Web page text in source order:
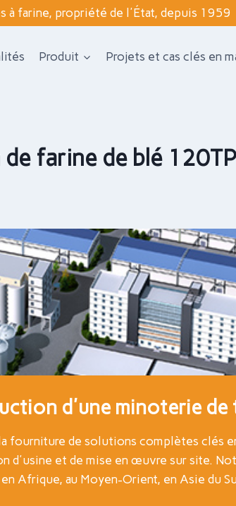
à farine, propriété de l'État, depuis 1959
Produit Projets et cas clés en
farine de blé
d'une minoterie de
fourniture de solutions complètes clés
d'usine et de mise en œuvre sur site.
Afrique, au Moyen-Orient, en Asie du